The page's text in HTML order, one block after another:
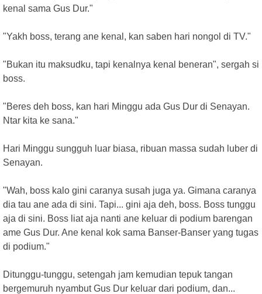
kenal sama Gus Dur."
"Yakh boss, terang ane kenal, kan saben hari nongol di TV."
"Bukan itu maksudku, tapi kenalnya kenal beneran", sergah si
boss.
"Beres deh boss, kan hari Minggu ada Gus Dur di Senayan.
Ntar kita ke sana."
Hari Minggu sungguh luar biasa, ribuan massa sudah luber di
Senayan.
"Wah, boss kalo gini caranya susah juga ya. Gimana caranya
dia tau ane ada di sini. Tapi... gini aja deh, boss. Boss tunggu
aja di sini. Boss liat aja nanti ane keluar di podium barengan
ame Gus Dur. Ane kenal kok sama Banser-Banser yang tugas
di podium."
Ditunggu-tunggu, setengah jam kemudian tepuk tangan
bergemuruh nyambut Gus Dur keluar dari podium, dan...